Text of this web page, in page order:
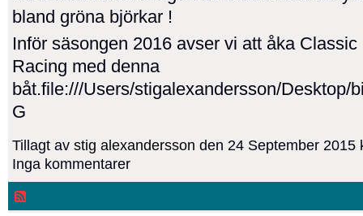
bland gröna björkar !
Inför säsongen 2016 avser vi att åka Classic
Racing med denna
båt.file:///Users/stigalexandersson/Desktop/
G
Tillagt av stig alexandersson den 24 September
Inga kommentarer